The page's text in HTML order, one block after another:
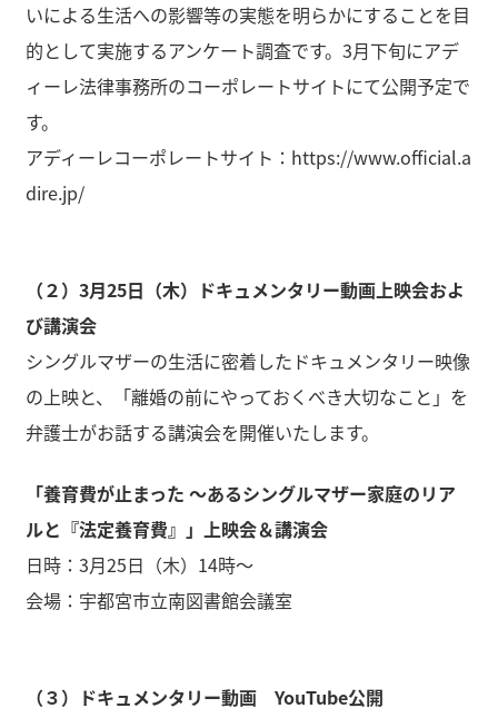
いによる生活への影響等の実態を明らかにすることを目
的として実施するアンケート調査です。3月下旬にアデ
ィーレ法律事務所のコーポレートサイトにて公開予定で
す。
アディーレコーポレートサイト： https://www.official.a
dire.jp/
（２） 3月25日（木） ドキュメンタリー動画上映会およ
び講演会
シングルマザーの生活に密着したドキュメンタリー映像
の上映と、「離婚の前にやっておくべき大切なこと」を
弁護士がお話する講演会を開催いたします。
「養育費が止まった 〜あるシングルマザー家庭のリア
ルと『法定養育費』」上映会＆講演会
日時：3月25日（木）14時～
会場：宇都宮市立南図書館会議室
（３）ドキュメンタリー動画 YouTube公開